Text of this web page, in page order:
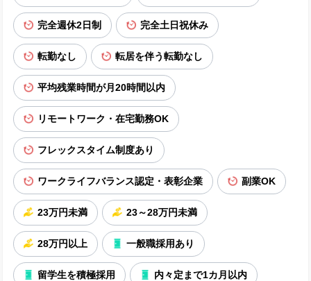
完全週休2日制 完全土日祝休み
転勤なし 転居を伴う転勤なし
平均残業時間が月20時間以内
リモートワーク・在宅勤務OK
フレックスタイム制度あり
ワークライフバランス認定・表彰企業 副業OK
23万円未満 23～28万円未満
28万円以上 一般職採用あり
留学生を積極採用 内々定まで1カ月以内